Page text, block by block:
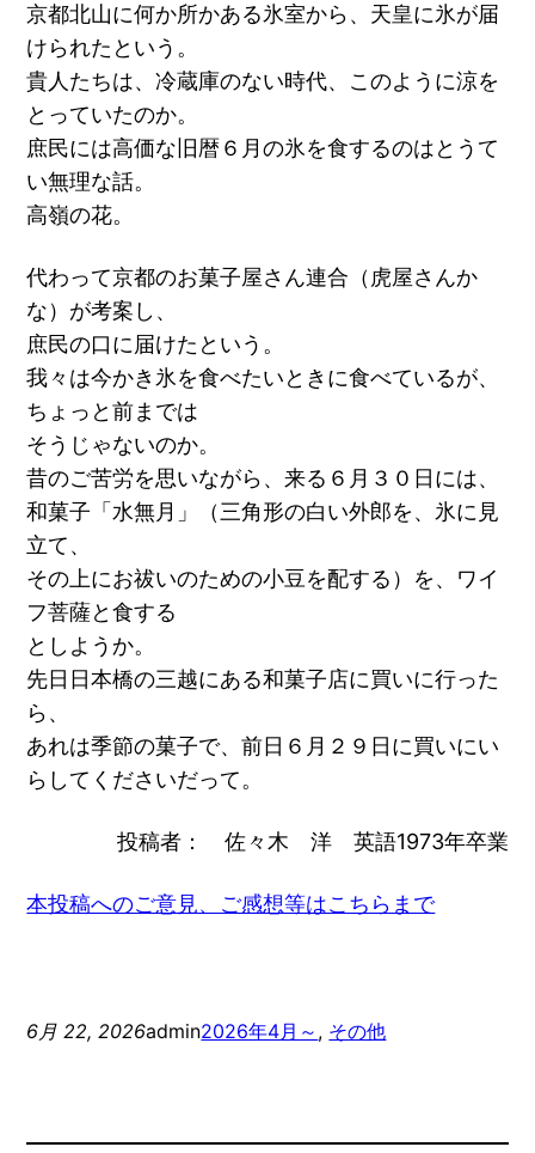
京都北山に何か所かある氷室から、天皇に氷が届
けられたという。
貴人たちは、冷蔵庫のない時代、このように涼を
とっていたのか。
庶民には高価な旧暦６月の氷を食するのはとうて
い無理な話。
高嶺の花。
代わって京都のお菓子屋さん連合（虎屋さんか
な）が考案し、
庶民の口に届けたという。
我々は今かき氷を食べたいときに食べているが、
ちょっと前までは
そうじゃないのか。
昔のご苦労を思いながら、来る６月３０日には、
和菓子「水無月」（三角形の白い外郎を、氷に見
立て、
その上にお祓いのための小豆を配する）を、ワイ
フ菩薩と食する
としようか。
先日日本橋の三越にある和菓子店に買いに行った
ら、
あれは季節の菓子で、前日６月２９日に買いにい
らしてくださいだって。
投稿者： 佐々木 洋 英語1973年卒業
本投稿へのご意見、ご感想等はこちらまで
6月 22, 2026admin2026年4月～ , その他